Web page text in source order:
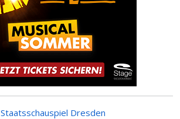
Staatsschauspiel Dresden